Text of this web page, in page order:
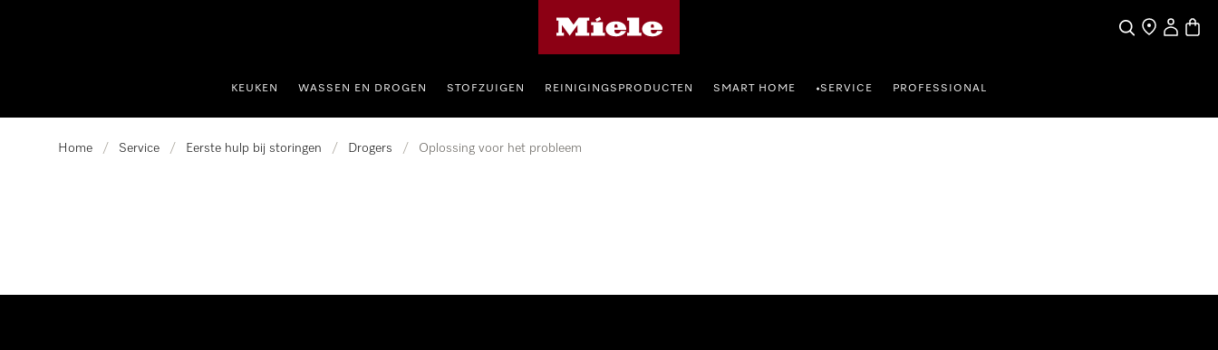
Wat zoek je?
Dealer zoeken
Mijn
KEUKEN WASSEN EN DROGEN STOFZUIGEN REINIGINGSPRODUCTEN SMART HOME •SERVICE PROFESSIONAL
Home / Service / Eerste hulp bij storingen / Drogers / Oplossing voor het probleem